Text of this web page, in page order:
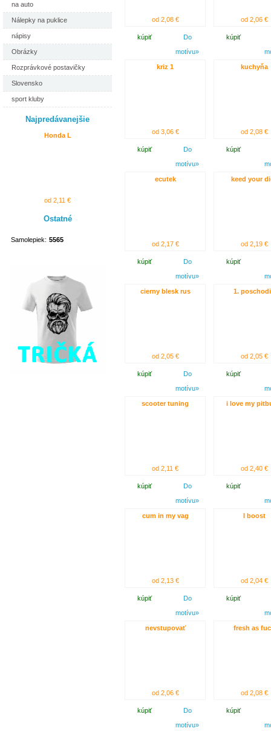
na auto
Nálepky na puklice
nápisy
Obrázky
Rozprávkové postavičky
Slovensko
sport kluby
Najpredávanejšie
Honda L
od 2,11 €
Ostatné
Samolepiek: 5565
od 2,08 €
kúpiť
Do
motívu»
od 2,06 €
kúpiť
kriz 1
od 3,06 €
kúpiť
Do
motívu»
kuchyňa
od 2,08 €
kúpiť
ecutek
od 2,17 €
kúpiť
Do
motívu»
keed your
od 2,19 €
kúpiť
cierny blesk rus
od 2,05 €
kúpiť
Do
motívu»
1.
od 2,05 €
kúpiť
scooter tuning
od 2,11 €
kúpiť
Do
motívu»
i love my
od 2,40 €
kúpiť
cum in my vag
od 2,13 €
kúpiť
Do
motívu»
I boost
od 2,04 €
kúpiť
nevstupovať
od 2,06 €
kúpiť
Do
motívu»
fresh as
od 2,08 €
kúpiť